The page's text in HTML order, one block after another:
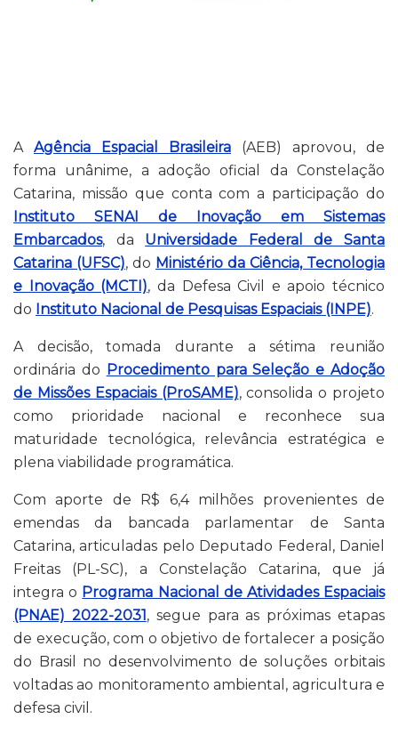
A Agência Espacial Brasileira (AEB) aprovou, de
forma unânime, a adoção oficial da Constelação
Catarina, missão que conta com a participação do
Instituto SENAI de Inovação em Sistemas
Embarcados, da Universidade Federal de Santa
Catarina (UFSC), do Ministério da Ciência, Tecnologia
e Inovação (MCTI), da Defesa Civil e apoio técnico
do Instituto Nacional de Pesquisas Espaciais (INPE).
A decisão, tomada durante a sétima reunião
ordinária do Procedimento para Seleção e Adoção
de Missões Espaciais (ProSAME), consolida o projeto
como prioridade nacional e reconhece sua
maturidade tecnológica, relevância estratégica e
plena viabilidade programática.
Com aporte de R$ 6,4 milhões provenientes de
emendas da bancada parlamentar de Santa
Catarina, articuladas pelo Deputado Federal, Daniel
Freitas (PL-SC), a Constelação Catarina, que já
integra o Programa Nacional de Atividades Espaciais
(PNAE) 2022-2031, segue para as próximas etapas
de execução, com o objetivo de fortalecer a posição
do Brasil no desenvolvimento de soluções orbitais
voltadas ao monitoramento ambiental, agricultura e
defesa civil.